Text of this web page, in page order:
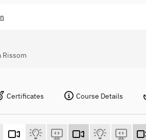
Rissom
Certificates Course Details